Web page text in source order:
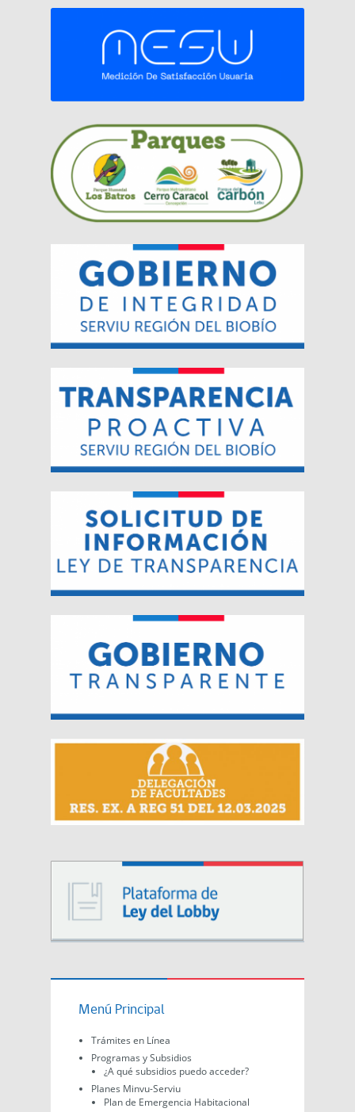
Menú Principal
Trámites en Línea
Programas y Subsidios
¿A qué subsidios puedo acceder?
Planes Minvu-Serviu
Plan de Emergencia Habitacional